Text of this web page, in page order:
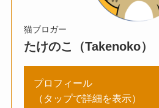
猫ブロガー
たけのこ（Takenoko）
プロフィール
（タップで詳細を表示）